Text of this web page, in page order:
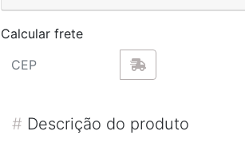
Calcular frete
# Descrição do produto